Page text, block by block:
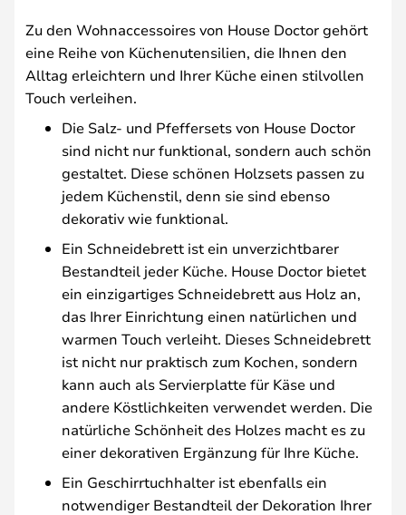
Zu den Wohnaccessoires von House Doctor gehört
eine Reihe von Küchenutensilien, die Ihnen den
Alltag erleichtern und Ihrer Küche einen stilvollen
Touch verleihen.
Die Salz- und Pfeffersets von House Doctor
sind nicht nur funktional, sondern auch schön
gestaltet. Diese schönen Holzsets passen zu
jedem Küchenstil, denn sie sind ebenso
dekorativ wie funktional.
Ein Schneidebrett ist ein unverzichtbarer
Bestandteil jeder Küche. House Doctor bietet
ein einzigartiges Schneidebrett aus Holz an,
das Ihrer Einrichtung einen natürlichen und
warmen Touch verleiht. Dieses Schneidebrett
ist nicht nur praktisch zum Kochen, sondern
kann auch als Servierplatte für Käse und
andere Köstlichkeiten verwendet werden. Die
natürliche Schönheit des Holzes macht es zu
einer dekorativen Ergänzung für Ihre Küche.
Ein Geschirrtuchhalter ist ebenfalls ein
notwendiger Bestandteil der Dekoration Ihrer